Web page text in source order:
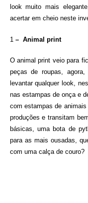
look muito mais
acertar em cheio neste
1 – Animal print
O animal print veio para
peças de roupas,
levantar qualquer look,
nas estampas de onça e
com estampas de
produções e transitam
básicas, uma bota de
para as mais ousadas,
com uma calça de couro?